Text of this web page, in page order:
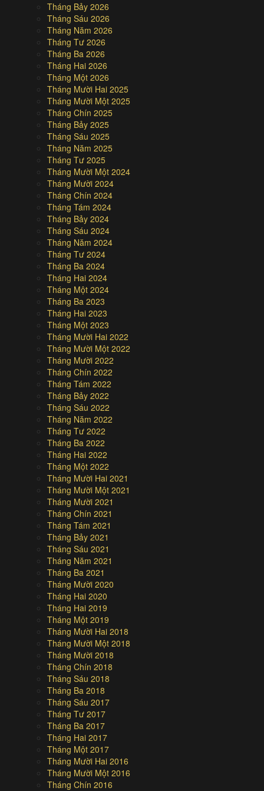
Tháng Bảy 2026
Tháng Sáu 2026
Tháng Năm 2026
Tháng Tư 2026
Tháng Ba 2026
Tháng Hai 2026
Tháng Một 2026
Tháng Mười Hai 2025
Tháng Mười Một 2025
Tháng Chín 2025
Tháng Bảy 2025
Tháng Sáu 2025
Tháng Năm 2025
Tháng Tư 2025
Tháng Mười Một 2024
Tháng Mười 2024
Tháng Chín 2024
Tháng Tám 2024
Tháng Bảy 2024
Tháng Sáu 2024
Tháng Năm 2024
Tháng Tư 2024
Tháng Ba 2024
Tháng Hai 2024
Tháng Một 2024
Tháng Ba 2023
Tháng Hai 2023
Tháng Một 2023
Tháng Mười Hai 2022
Tháng Mười Một 2022
Tháng Mười 2022
Tháng Chín 2022
Tháng Tám 2022
Tháng Bảy 2022
Tháng Sáu 2022
Tháng Năm 2022
Tháng Tư 2022
Tháng Ba 2022
Tháng Hai 2022
Tháng Một 2022
Tháng Mười Hai 2021
Tháng Mười Một 2021
Tháng Mười 2021
Tháng Chín 2021
Tháng Tám 2021
Tháng Bảy 2021
Tháng Sáu 2021
Tháng Năm 2021
Tháng Ba 2021
Tháng Mười 2020
Tháng Hai 2020
Tháng Hai 2019
Tháng Một 2019
Tháng Mười Hai 2018
Tháng Mười Một 2018
Tháng Mười 2018
Tháng Chín 2018
Tháng Sáu 2018
Tháng Ba 2018
Tháng Sáu 2017
Tháng Tư 2017
Tháng Ba 2017
Tháng Hai 2017
Tháng Một 2017
Tháng Mười Hai 2016
Tháng Mười Một 2016
Tháng Chín 2016